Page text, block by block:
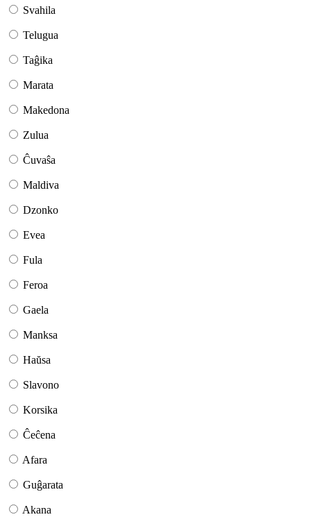
Svahila
Telugua
Taĝika
Marata
Makedona
Zulua
Ĉuvaŝa
Maldiva
Dzonko
Evea
Fula
Feroa
Gaela
Manksa
Haŭsa
Slavono
Korsika
Ĉeĉena
Afara
Guĝarata
Akana